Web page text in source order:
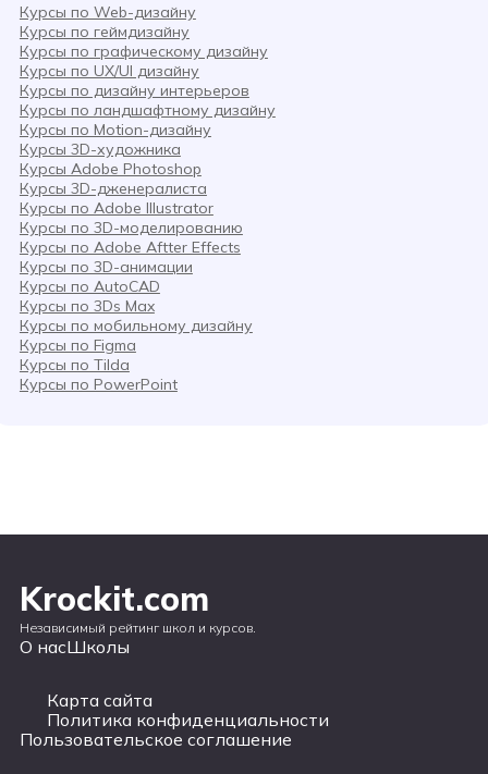
Курсы по Web-дизайну
Курсы по геймдизайну
Курсы по графическому дизайну
Курсы по UX/UI дизайну
Курсы по дизайну интерьеров
Курсы по ландшафтному дизайну
Курсы по Motion-дизайну
Курсы 3D-художника
Курсы Adobe Photoshop
Курсы 3D-дженералиста
Курсы по Adobe Illustrator
Курсы по 3D-моделированию
Курсы по Adobe Aftter Effects
Курсы по 3D-анимации
Курсы по AutoCAD
Курсы по 3Ds Max
Курсы по мобильному дизайну
Курсы по Figma
Курсы по Tilda
Курсы по PowerPoint
Krockit.com
Независимый рейтинг школ и курсов.
О насШколы
Карта сайта
Политика конфиденциальности
Пользовательское соглашение